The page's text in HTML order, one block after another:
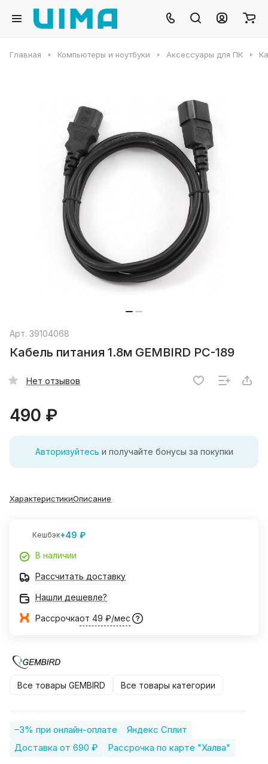
Главная Компьютеры и ноутбуки Аксессуары для ПК
Арт. 39104068
Кабель питания 1.8м GEMBIRD PC-189
Нет отзывов
490 ₽
Авторизуйтесь и получайте бонусы за покупки
ХарактеристикиОписание
Кешбэк+49 ₽
В наличии
Рассчитать доставку
Нашли дешевле?
Рассрочкаот 49 ₽/мес
Все товары GEMBIRD Все товары категории
–3% при онлайн-оплате
Яндекс Сплит
Доставка от 690 ₽
Рассрочка по карте "Халва"